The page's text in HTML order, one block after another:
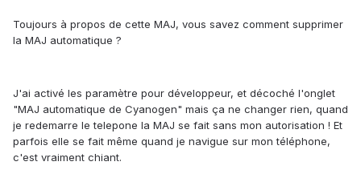
Toujours à propos de cette MAJ, vous savez comment supprimer
la MAJ automatique ?
J'ai activé les paramètre pour développeur, et décoché l'onglet
"MAJ automatique de Cyanogen" mais ça ne changer rien, quand
je redemarre le telepone la MAJ se fait sans mon autorisation ! Et
parfois elle se fait même quand je navigue sur mon téléphone,
c'est vraiment chiant.